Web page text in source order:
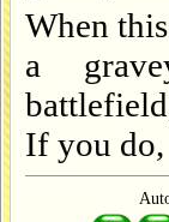
When
a
If you do,